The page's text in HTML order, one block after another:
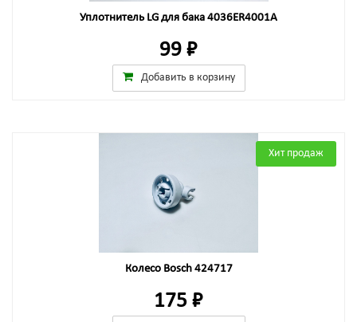
Уплотнитель LG для бака 4036ER4001A
99 ₽
Добавить в корзину
Хит продаж
Колесо Bosch 424717
175 ₽